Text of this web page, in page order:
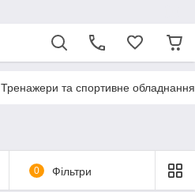
Тренажери та спортивне обладнання
0 Фільтри